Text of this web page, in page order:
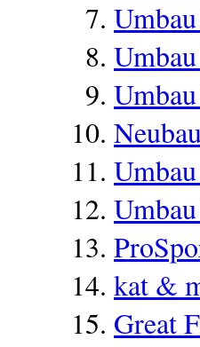
kat &
Great